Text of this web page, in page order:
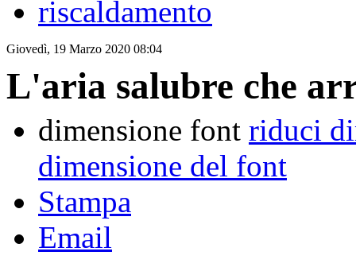
riscaldamento
Giovedì, 19 Marzo 2020 08:04
L'aria salubre che
dimensione font riduci
dimensione del font
Stampa
Email